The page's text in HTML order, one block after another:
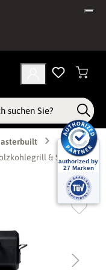
& Smoker